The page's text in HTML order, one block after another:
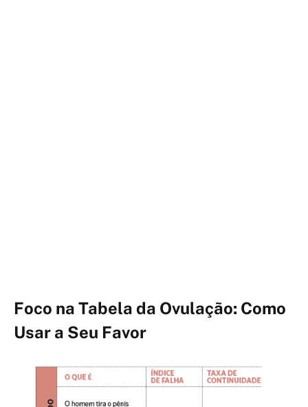
Foco na Tabela da Ovulação: Como
Usar a Seu Favor